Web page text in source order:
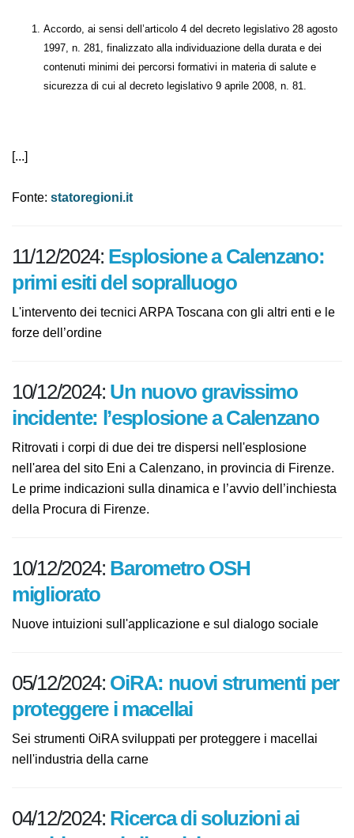
Accordo, ai sensi dell’articolo 4 del decreto legislativo 28 agosto
1997, n. 281, finalizzato alla individuazione della durata e dei
contenuti minimi dei percorsi formativi in materia di salute e
11/12/2024:Esplosione a Calenzano:
primi esiti del sopralluogo
L'intervento dei tecnici ARPA Toscana con gli altri enti e
10/12/2024:Un nuovo gravissimo
incidente: l’esplosione a Calenzano
Ritrovati i corpi di due dei tre dispersi nell'esplosione
nell'area del sito Eni a Calenzano, in provincia di
Firenze. Le prime indicazioni sulla dinamica e l’avvio
10/12/2024:
migliorato
05/12/2024:OiRA: nuovi strumenti
per proteggere i macellai
Sei strumenti OiRA sviluppati per proteggere i macellai